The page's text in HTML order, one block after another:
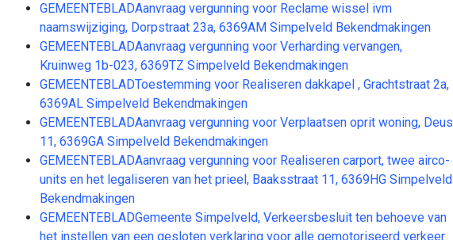
GEMEENTEBLADAanvraag vergunning voor Reclame wissel ivm
naamswijziging, Dorpstraat 23a, 6369AM Simpelveld Bekendmakingen
GEMEENTEBLADAanvraag vergunning voor Verharding vervangen,
Kruinweg 1b-023, 6369TZ Simpelveld Bekendmakingen
GEMEENTEBLADToestemming voor Realiseren dakkapel , Grachtstraat 2a,
6369AL Simpelveld Bekendmakingen
GEMEENTEBLADAanvraag vergunning voor Verplaatsen oprit woning, Deus
11, 6369GA Simpelveld Bekendmakingen
GEMEENTEBLADAanvraag vergunning voor Realiseren carport, twee airco-
units en het legaliseren van het prieel, Baaksstraat 11, 6369HG Simpelveld
Bekendmakingen
GEMEENTEBLADGemeente Simpelveld, Verkeersbesluit ten behoeve van
het instellen van een gesloten verklaring voor alle gemotoriseerd verkeer